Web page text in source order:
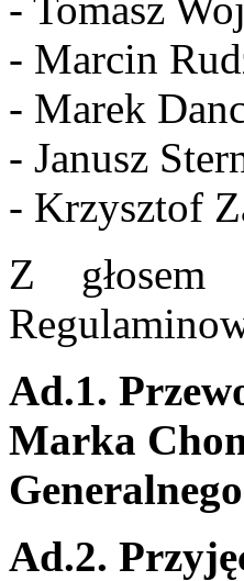
- Marcin
- Marek
- Janusz
- Krzysztof
Z głosem
Ad.1.
Marka
Ad.2.